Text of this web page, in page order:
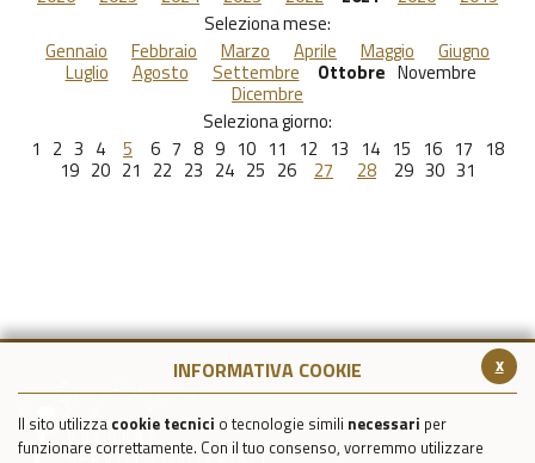
x
INFORMATIVA COOKIE
Il sito utilizza cookie tecnici o tecnologie simili necessari per
funzionare correttamente. Con il tuo consenso, vorremmo utilizzare
Seleziona mese:
Gennaio
Febbraio Marzo Aprile Maggio Giugno
Luglio Agosto Settembre Ottobre Novembre
Dicembre
Seleziona giorno:
1 2 3 4 5 6 7 8 9 10 11 12 13 14 15 16 17 18
19 20 21 22 23 24 25 26 27 28 29 30 31